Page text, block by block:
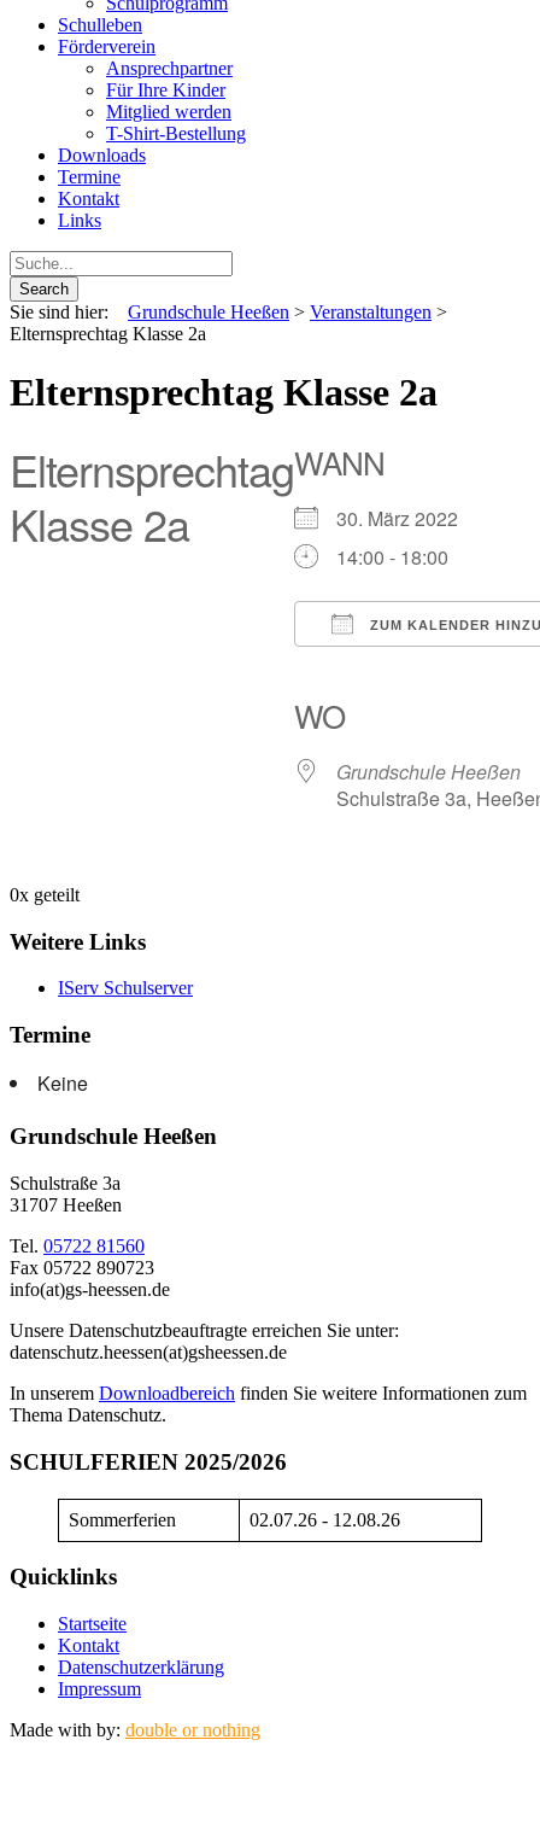
Schulleben
Förderverein
Ansprechpartner
Für Ihre Kinder
Mitglied werden
T-Shirt-Bestellung
Downloads
Termine
Kontakt
Links
Sie sind hier: Grundschule Heeßen > Veranstaltungen >
Elternsprechtag Klasse 2a
Elternsprechtag Klasse 2a
Elternsprechtag
Klasse 2a
WANN
30. März 2022
14:00 - 18:00
ZUM KALENDER
WO
Grundschule Heeßen
Schulstraße 3a,
0x geteilt
Weitere Links
IServ Schulserver
Termine
Keine
Grundschule Heeßen
Schulstraße 3a
31707 Heeßen
Tel. 05722 81560
Fax 05722 890723
info(at)gs-heessen.de
Unsere Datenschutzbeauftragte erreichen Sie unter:
datenschutz.heessen(at)gsheessen.de
In unserem Downloadbereich finden Sie weitere Informationen zum
Thema Datenschutz.
SCHULFERIEN 2025/2026
Sommerferien 02.07.26 - 12.08.26
Quicklinks
Startseite
Kontakt
Datenschutzerklärung
Impressum
Made with by: double or nothing